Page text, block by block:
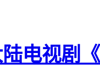
电视剧